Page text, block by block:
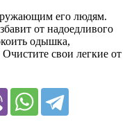
его людям.
от надоедливого
одышка,
свои легкие от